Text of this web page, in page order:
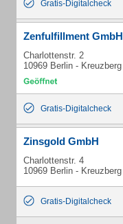
Gratis-Digitalcheck
Zenfulfillment GmbH
Charlottenstr. 2
10969 Berlin - Kreuzberg
Gratis-Digitalcheck
Zinsgold GmbH
Charlottenstr. 4
10969 Berlin - Kreuzberg
Gratis-Digitalcheck